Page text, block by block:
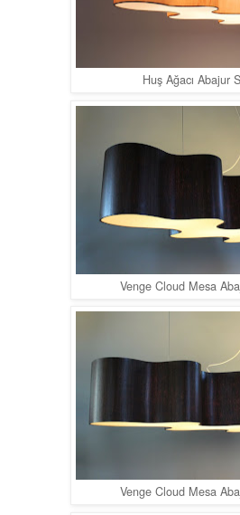
Huş Ağacı Abajur
Venge Cloud Mesa
Venge Cloud Mesa